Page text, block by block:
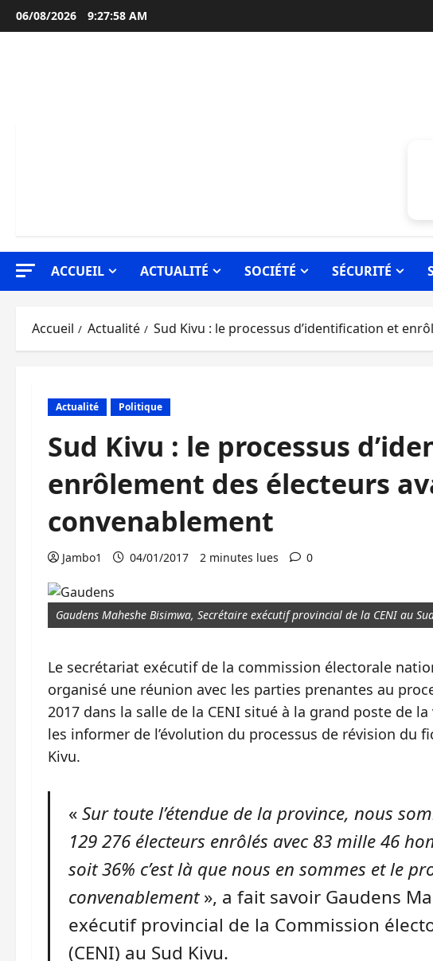
Aller
au
06/08/2026 9:27:59 AM
ACCUEIL ACTUALITÉ SOCIÉTÉ SÉCURITÉ
Accueil Actualité Sud Kivu : le processus d’identification et
Actualité Politique
Sud Kivu : le processus
enrôlement des électeurs
convenablement
Jambo1 04/01/2017 2 minutes lues 0
Gaudens Maheshe Bisimwa, Secrétaire exécutif provincial de la CENI au
Le secrétariat exécutif de la commission électorale
organisé une réunion avec les parties prenantes au
2017 dans la salle de la CENI situé à la grand poste de
les informer de l’évolution du processus de révision du
Kivu.
«Sur toute l’étendue de la province, nous
129 276 électeurs enrôlés avec 83 mille 46
soit 36% c’est là que nous en sommes et le
convenablement», a fait savoir Gaudens
exécutif provincial de la Commission
(CENI) au Sud Kivu.